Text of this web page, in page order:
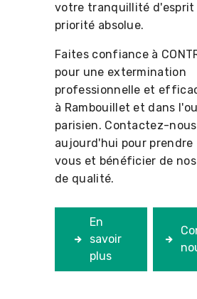
votre tranquillité
priorité absolue.
Faites confiance à
pour une extermination
professionnelle et
à Rambouillet et dans
parisien. Contactez-
aujourd'hui pour
vous et bénéficier de
de qualité.
En
savoir
plus